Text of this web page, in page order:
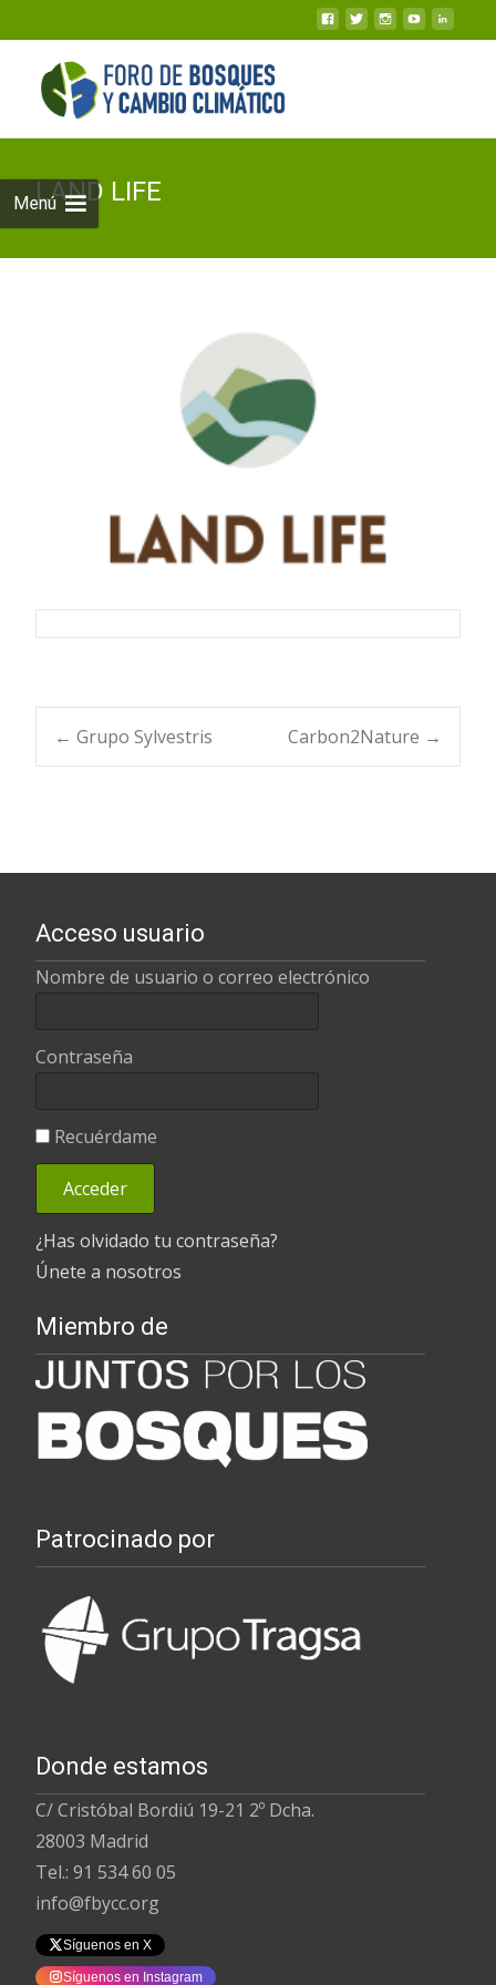
MenúLAND LIFE
Navegación
entradas
← Grupo Sylvestris Carbon2Nature →
Acceso usuario
Nombre de usuario o correo electrónico
Contraseña
Recuérdame
¿Has olvidado tu contraseña?
Únete a nosotros
Miembro de
Patrocinado por
Donde estamos
C/ Cristóbal Bordiú 19-21 2º Dcha.
28003 Madrid
Tel.: 91 534 60 05
info@fbycc.org
Síguenos en X
Síguenos en Instagram